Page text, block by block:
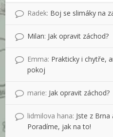
Radek: Boj se slimáky na
Milan: Jak opravit záchod?
Emma: Prakticky i chytře,
pokoj
marie: Jak opravit záchod?
lidmilova hana: Jste z Brna
Poradíme, jak na to!